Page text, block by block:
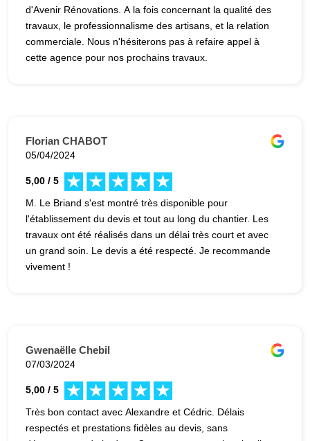
d'Avenir Rénovations. A la fois concernant la qualité des
travaux, le professionnalisme des artisans, et la relation
commerciale. Nous n'hésiterons pas à refaire appel à
cette agence pour nos prochains travaux.
Florian CHABOT
05/04/2024
5,00 / 5
M. Le Briand s'est montré très disponible pour
l'établissement du devis et tout au long du chantier. Les
travaux ont été réalisés dans un délai très court et avec
un grand soin. Le devis a été respecté. Je recommande
vivement !
Gwenaëlle Chebil
07/03/2024
5,00 / 5
Très bon contact avec Alexandre et Cédric. Délais
respectés et prestations fidèles au devis, sans